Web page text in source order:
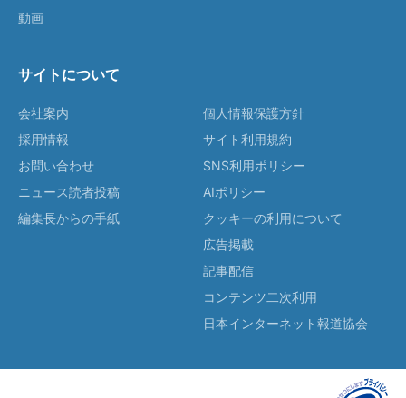
動画
サイトについて
会社案内
採用情報
お問い合わせ
ニュース読者投稿
編集長からの手紙
個人情報保護方針
サイト利用規約
SNS利用ポリシー
AIポリシー
クッキーの利用について
広告掲載
記事配信
コンテンツ二次利用
日本インターネット報道協会